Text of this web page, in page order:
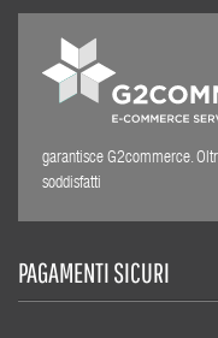
garantisce G2commerce.
soddisfatti
PAGAMENTI SICURI